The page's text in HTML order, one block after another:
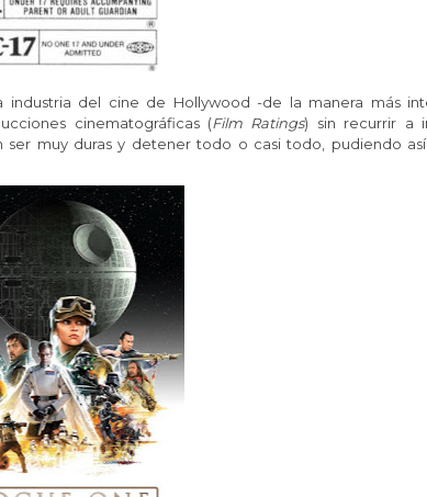
industria del cine de Hollywood -de la manera más
cinematográficas (Film Ratings) sin recurrir a
ser muy duras y detener todo o casi todo, pudiendo